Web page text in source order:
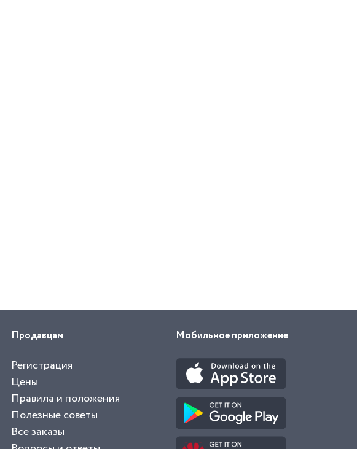
Продавцам
Регистрация
Цены
Правила и положения
Полезные советы
Все заказы
Мобильное приложение